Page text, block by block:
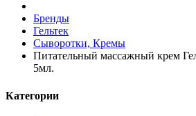
Бренды
Гельтек
Сыворотки, Кремы
Питательный массажный крем
5мл.
Категории